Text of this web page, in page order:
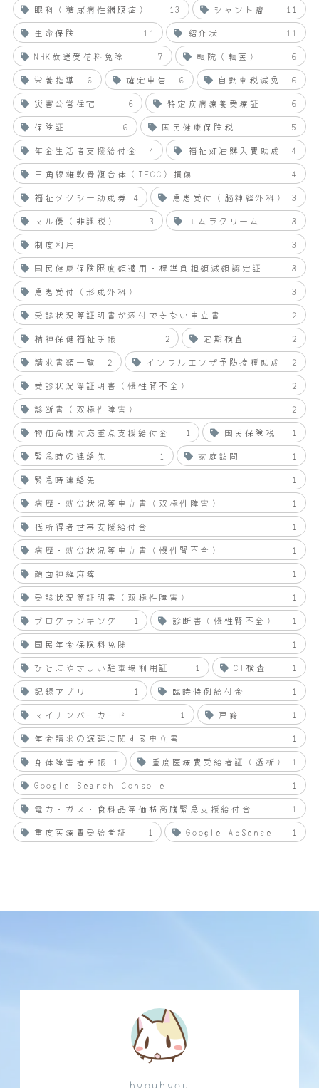
眼科（糖尿病性網膜症） 13 シャント瘤
11
生命保険
11 紹介状
11
NHK放送受信料免除
7 転院（転医）
6
栄養指導
6 確定申告 6 自動車税減免
6
災害公営住宅
6 特定疾病療養受療証
6
保険証
6 国民健康保険税
5
年金生活者支援給付金
4 福祉灯油購入費助成
4
三角線維軟骨複合体（TFCC）損傷
4
福祉タクシー助成券
4 急患受付（脳神経外科）
3
マル優（非課税）
3 エムラクリーム
3
制度利用
3
国民健康保険限度額適用・標準負担額減額認定証
3
急患受付（形成外科）
3
受診状況等証明書が添付できない申立書
2
精神保健福祉手帳
2 定期検査
2
請求書類一覧
2 インフルエンザ予防接種助成
2
受診状況等証明書（慢性腎不全）
2
診断書（双極性障害）
2
物価高騰対応重点支援給付金
1 国民保険税
1
緊急時の連絡先
1 家庭訪問
1
緊急時連絡先
1
病歴・就労状況等申立書（双極性障害）
1
低所得者世帯支援給付金
1
病歴・就労状況等申立書（慢性腎不全）
1
顔面神経麻痺
1
受診状況等証明書（双極性障害）
1
ブログランキング
1 診断書（慢性腎不全）
1
国民年金保険料免除
1
ひとにやさしい駐車場利用証
1 CT検査
1
記録アプリ
1 臨時特例給付金
1
マイナンバーカード
1 戸籍
1
年金請求の遅延に関する申立書
1
身体障害者手帳
1 重度医療費受給者証（透析）
1
Google Search Console
1
電力・ガス・食料品等価格高騰緊急支援給付金
1
重度医療費受給者証
1 Google AdSense 1
hyouhyou